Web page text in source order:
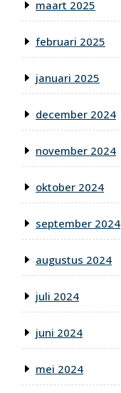
maart 2025
februari 2025
januari 2025
december 2024
november 2024
oktober 2024
september 2024
augustus 2024
juli 2024
juni 2024
mei 2024